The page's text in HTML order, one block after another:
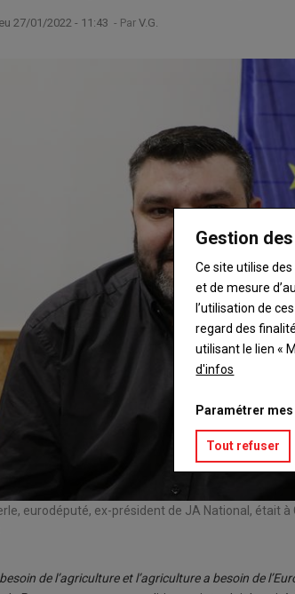
27/01/2022 - 11:43 - Par V.G.
eurodéputé, ex-président de JA National, était à
de l’agriculture et l’agriculture a besoin de
Gestion
Ce site utilise
et de mesure
l’utilisation de
regard des
utilisant le lien «
d'infos
Paramétrer
Tout refuser